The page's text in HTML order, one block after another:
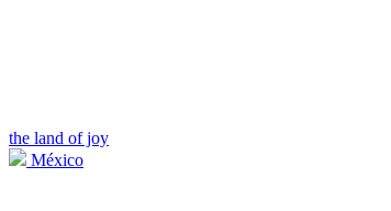
the land of joy
México